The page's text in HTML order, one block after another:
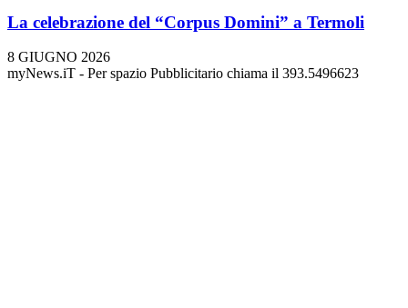
La celebrazione del “Corpus Domini” a Termoli
8 GIUGNO 2026
myNews.iT - Per spazio Pubblicitario chiama il 393.5496623